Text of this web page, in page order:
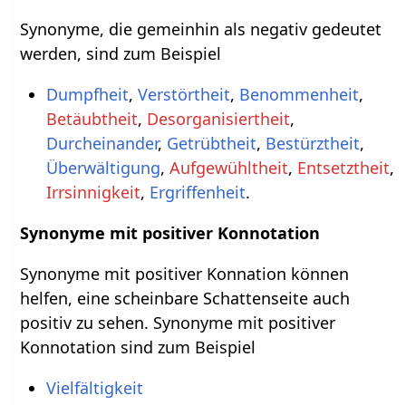
Synonyme, die gemeinhin als negativ gedeutet
werden, sind zum Beispiel
Dumpfheit, Verstörtheit, Benommenheit,
Betäubtheit, Desorganisiertheit,
Durcheinander, Getrübtheit, Bestürztheit,
Überwältigung, Aufgewühltheit, Entsetztheit,
Irrsinnigkeit, Ergriffenheit.
Synonyme mit positiver Konnotation
Synonyme mit positiver Konnation können
helfen, eine scheinbare Schattenseite auch
positiv zu sehen. Synonyme mit positiver
Konnotation sind zum Beispiel
Vielfältigkeit